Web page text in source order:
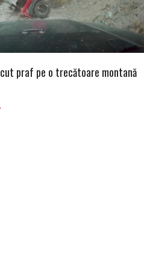
praf pe o trecătoare montană